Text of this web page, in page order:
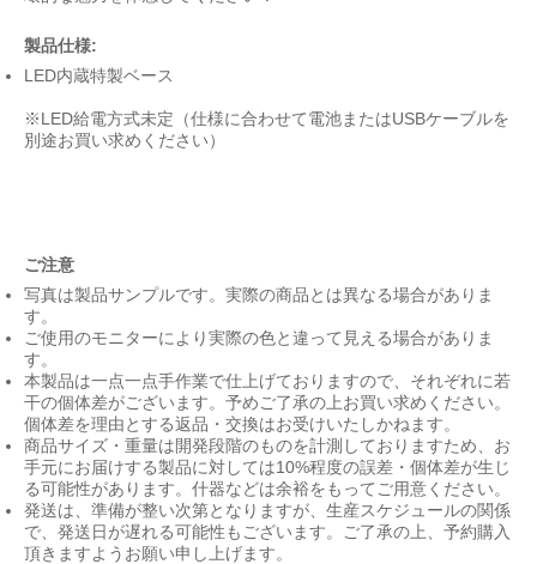
製品仕様:
LED内蔵特製ベース
※LED給電方式未定（仕様に合わせて電池またはUSBケーブルを
別途お買い求めください）
ご注意
写真は製品サンプルです。実際の商品とは異なる場合がありま
す。
ご使用のモニターにより実際の色と違って見える場合がありま
す。
本製品は一点一点手作業で仕上げておりますので、それぞれに若
干の個体差がございます。予めご了承の上お買い求めください。
個体差を理由とする返品・交換はお受けいたしかねます。
商品サイズ・重量は開発段階のものを計測しておりますため、お
手元にお届けする製品に対しては10%程度の誤差・個体差が生じ
る可能性があります。什器などは余裕をもってご用意ください。
発送は、準備が整い次第となりますが、生産スケジュールの関係
で、発送日が遅れる可能性もございます。ご了承の上、予約購入
頂きますようお願い申し上げます。